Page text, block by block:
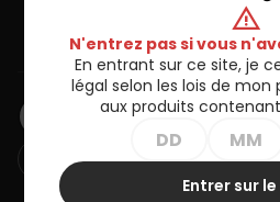
Informations
BULLETIN
Vous pouvez vous désinscrire à tout
warning
N'entrez pas si vous
En entrant sur ce site, je
légal selon les lois de
aux produits
Entrer sur